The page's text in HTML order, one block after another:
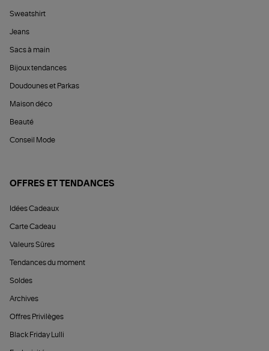
Sweatshirt
Jeans
Sacs à main
Bijoux tendances
Doudounes et Parkas
Maison déco
Beauté
Conseil Mode
OFFRES ET TENDANCES
Idées Cadeaux
Carte Cadeau
Valeurs Sûres
Tendances du moment
Soldes
Archives
Offres Privilèges
Black Friday Lulli